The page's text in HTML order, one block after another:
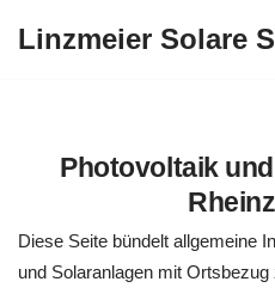
Linzmeier Solare
Photovoltaik
Diese Seite bündelt allgemeine
und Solaranlagen mit